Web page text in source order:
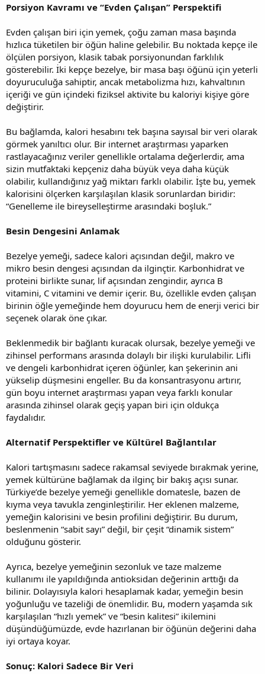
Porsiyon Kavramı ve “Evden Çalışan” Perspektifi
Evden çalışan biri için yemek, çoğu zaman masa başında
hızlıca tüketilen bir öğün haline gelebilir. Bu noktada kepçe ile
ölçülen porsiyon, klasik tabak porsiyonundan farklılık
gösterebilir. İki kepçe bezelye, bir masa başı öğünü için yeterli
doyuruculuğa sahiptir, ancak metabolizma hızı, kahvaltının
içeriği ve gün içindeki fiziksel aktivite bu kaloriyi kişiye göre
değiştirir.
Bu bağlamda, kalori hesabını tek başına sayısal bir veri olarak
görmek yanıltıcı olur. Bir internet araştırması yaparken
rastlayacağınız veriler genellikle ortalama değerlerdir, ama
sizin mutfaktaki kepçeniz daha büyük veya daha küçük
olabilir, kullandığınız yağ miktarı farklı olabilir. İşte bu, yemek
kalorisini ölçerken karşılaşılan klasik sorunlardan biridir:
“Genelleme ile bireyselleştirme arasındaki boşluk.”
Besin Dengesini Anlamak
Bezelye yemeği, sadece kalori açısından değil, makro ve
mikro besin dengesi açısından da ilginçtir. Karbonhidrat ve
proteini birlikte sunar, lif açısından zengindir, ayrıca B
vitamini, C vitamini ve demir içerir. Bu, özellikle evden çalışan
birinin öğle yemeğinde hem doyurucu hem de enerji verici bir
seçenek olarak öne çıkar.
Beklenmedik bir bağlantı kuracak olursak, bezelye yemeği ve
zihinsel performans arasında dolaylı bir ilişki kurulabilir. Lifli
ve dengeli karbonhidrat içeren öğünler, kan şekerinin ani
yükselip düşmesini engeller. Bu da konsantrasyonu artırır,
gün boyu internet araştırması yapan veya farklı konular
arasında zihinsel olarak geçiş yapan biri için oldukça
faydalıdır.
Alternatif Perspektifler ve Kültürel Bağlantılar
Kalori tartışmasını sadece rakamsal seviyede bırakmak yerine,
yemek kültürüne bağlamak da ilginç bir bakış açısı sunar.
Türkiye’de bezelye yemeği genellikle domatesle, bazen de
kıyma veya tavukla zenginleştirilir. Her eklenen malzeme,
yemeğin kalorisini ve besin profilini değiştirir. Bu durum,
beslenmenin “sabit sayı” değil, bir çeşit “dinamik sistem”
olduğunu gösterir.
Ayrıca, bezelye yemeğinin sezonluk ve taze malzeme
kullanımı ile yapıldığında antioksidan değerinin arttığı da
bilinir. Dolayısıyla kalori hesaplamak kadar, yemeğin besin
yoğunluğu ve tazeliği de önemlidir. Bu, modern yaşamda sık
karşılaşılan “hızlı yemek” ve “besin kalitesi” ikilemini
düşündüğümüzde, evde hazırlanan bir öğünün değerini daha
iyi ortaya koyar.
Sonuç: Kalori Sadece Bir Veri